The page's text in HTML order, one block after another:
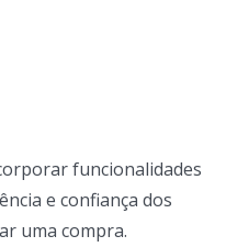
funcionalidades
e confiança dos
uma compra.